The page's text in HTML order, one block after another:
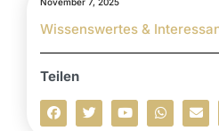
November 7, 2025
Wissenswertes &
Teilen